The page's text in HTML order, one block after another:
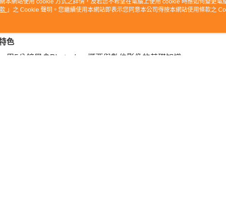
計由淺入深，培養出正確的使用方式與應用技能。
原本就有Photoshop基礎的設計人，
色
分鐘學會Photoshop概要與數位影像的基礎知識
本網站使用 cookie 方式之詳情，及若您不希望在電腦上使用 cookie 時應如何變更電
」之 Cookie 聲明。您繼續使用本網站即表示您同意本公司得按本網站使用條款之